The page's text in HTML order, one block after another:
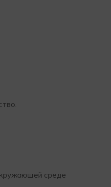
среде